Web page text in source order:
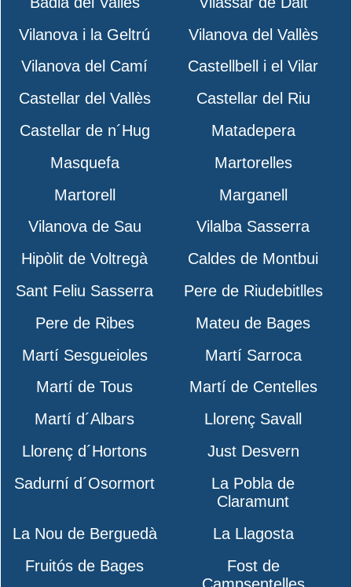
Vilanova i la Geltrú
Vilanova del Vallès
Vilanova del Camí
Castellbell i el Vilar
Castellar del Vallès
Castellar del Riu
Castellar de n´Hug
Matadepera
Masquefa
Martorelles
Martorell
Marganell
Vilanova de Sau
Vilalba Sasserra
Hipòlit de Voltregà
Caldes de Montbui
Sant Feliu Sasserra
Pere de Riudebitlles
Pere de Ribes
Mateu de Bages
Martí Sesgueioles
Martí Sarroca
Martí de Tous
Martí de Centelles
Martí d´Albars
Llorenç Savall
Llorenç d´Hortons
Just Desvern
Sadurní d´Osormort
La Pobla de
Claramunt
La Nou de Berguedà
La Llagosta
Fruitós de Bages
Fost de
Campsentelles